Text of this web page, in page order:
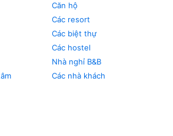
Căn hộ
Các resort
Các biệt thự
Các hostel
Nhà nghỉ B&B
Các nhà khách